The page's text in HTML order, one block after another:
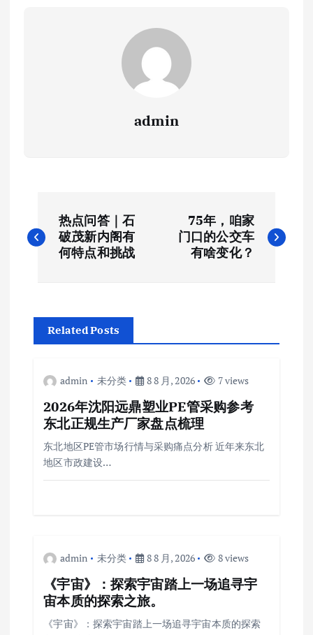
admin
章
航
热点问答｜石
破茂新内阁有
何特点和挑战
75年，咱家
门口的公交车
有啥变化？
Related Posts
admin 未分类 8 8 月, 2026 7 views
2026年沈阳远鼎塑业PE管采购参考
东北正规生产厂家盘点梳理
东北地区PE管市场行情与采购痛点分析 近年来东北
地区市政建设…
admin 未分类 8 8 月, 2026 8 views
《宇宙》：探索宇宙踏上一场追寻宇
宙本质的探索之旅。
《宇宙》：探索宇宙踏上一场追寻宇宙本质的探索